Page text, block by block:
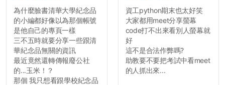
用說的可能會引人發笑或多
聽幾句，但寫成文字時只會
讓人感到疲乏。
2. 文章主題不明
在學生會臉書的貼文中
可以看到，全篇文章以連字
為什麼臉書清華大學紀念品
的小編都好像以為那個帳號
是他自己的專頁一樣
三不五時就要分享一些跟清
華紀念品無關的資訊
最近竟然還轉傳報廢公社
的...玉米！？
那個 我只想看跟學校紀念品
資工python期末也太好笑
大家都用meet分享螢幕
code打不出來看別人螢幕就
好
這不是合法作弊嗎?
助教要不要把考試中看meet
的人抓出來...